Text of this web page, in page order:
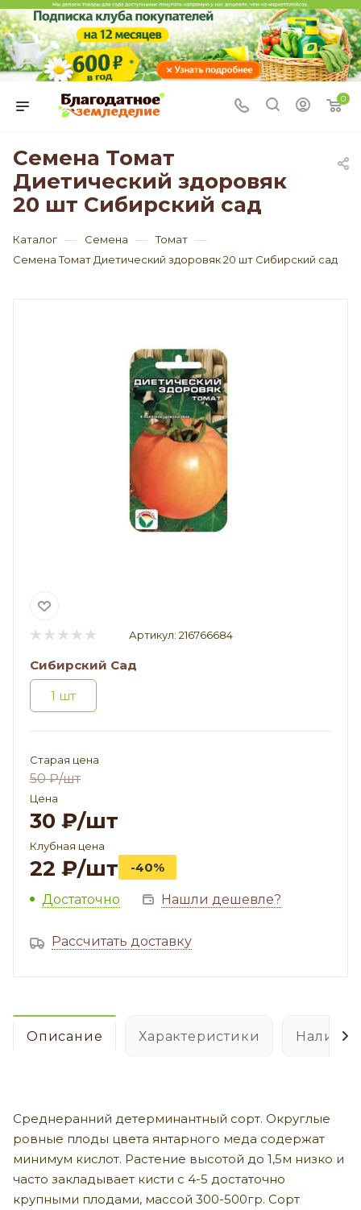
0
Семена Томат
Диетический здоровяк
20 шт Сибирский сад
Каталог — Семена — Томат —
Семена Томат Диетический здоровяк 20 шт Сибирский сад
Артикул: 216766684
Сибирский Сад
1 шт
Старая цена
50₽/шт
Цена
30 ₽/шт
Клубная цена
22 ₽/шт -40%
Достаточно Нашли дешевле?
Рассчитать доставку
Описание Характеристики
Среднеранний детерминантный сорт. Округлые
ровные плоды цвета янтарного меда содержат
минимум кислот. Растение высотой до 1,5м низко и
часто закладывает кисти с 4-5 достаточно
крупными плодами, массой 300-500гр. Сорт